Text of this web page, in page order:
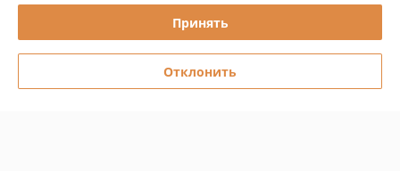
актуальная. Буду еще покупать в этом магазине.
Сделка подтверждена через корзину
Показать все отзывы
Принять
Отклонить